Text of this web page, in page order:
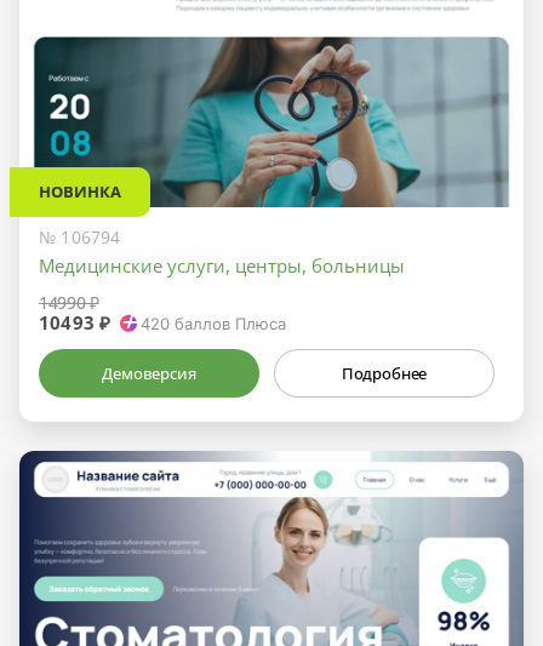
НОВИНКА
№ 106794
Медицинские услуги, центры, больницы
14990 ₽
10493 ₽ 420 баллов Плюса
Демоверсия Подробнее